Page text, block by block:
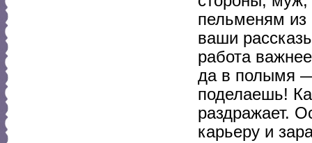
пельменям из
ваши
работа
да в полымя —
поделаешь!
раздражает.
карьеру и